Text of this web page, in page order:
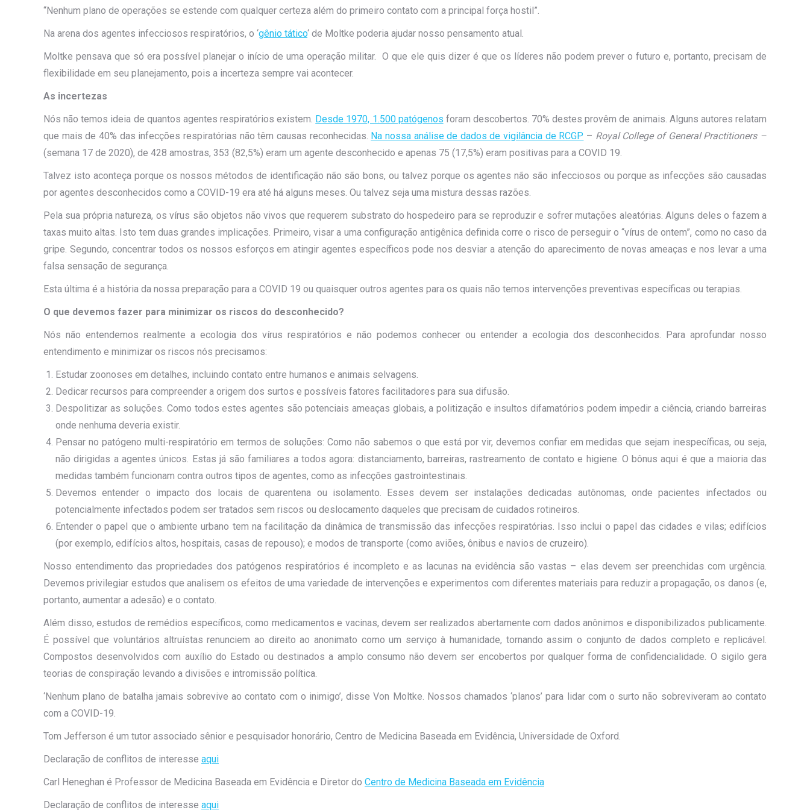
“Nenhum plano de operações se estende com qualquer certeza além do primeiro contato com a principal força hostil”.
Na arena dos agentes infecciosos respiratórios, o ‘gênio tático‘ de Moltke poderia ajudar nosso pensamento atual.
Moltke pensava que só era possível planejar o início de uma operação militar. O que ele quis dizer é que os líderes não podem prever o futuro e, portanto, precisam de
flexibilidade em seu planejamento, pois a incerteza sempre vai acontecer.
As incertezas
Nós não temos ideia de quantos agentes respiratórios existem. Desde 1970, 1.500 patógenos foram descobertos. 70% destes provêm de animais. Alguns autores relatam
que mais de 40% das infecções respiratórias não têm causas reconhecidas. Na nossa análise de dados de vigilância de RCGP – Royal College of General Practitioners –
(semana 17 de 2020), de 428 amostras, 353 (82,5%) eram um agente desconhecido e apenas 75 (17,5%) eram positivas para a COVID 19.
Talvez isto aconteça porque os nossos métodos de identificação não são bons, ou talvez porque os agentes não são infecciosos ou porque as infecções são causadas
por agentes desconhecidos como a COVID-19 era até há alguns meses. Ou talvez seja uma mistura dessas razões.
Pela sua própria natureza, os vírus são objetos não vivos que requerem substrato do hospedeiro para se reproduzir e sofrer mutações aleatórias. Alguns deles o fazem a
taxas muito altas. Isto tem duas grandes implicações. Primeiro, visar a uma configuração antigênica definida corre o risco de perseguir o “vírus de ontem”, como no caso da
gripe. Segundo, concentrar todos os nossos esforços em atingir agentes específicos pode nos desviar a atenção do aparecimento de novas ameaças e nos levar a uma
falsa sensação de segurança.
Esta última é a história da nossa preparação para a COVID 19 ou quaisquer outros agentes para os quais não temos intervenções preventivas específicas ou terapias.
O que devemos fazer para minimizar os riscos do desconhecido?
Nós não entendemos realmente a ecologia dos vírus respiratórios e não podemos conhecer ou entender a ecologia dos desconhecidos. Para aprofundar nosso
entendimento e minimizar os riscos nós precisamos:
Estudar zoonoses em detalhes, incluindo contato entre humanos e animais selvagens.
Dedicar recursos para compreender a origem dos surtos e possíveis fatores facilitadores para sua difusão.
Despolitizar as soluções. Como todos estes agentes são potenciais ameaças globais, a politização e insultos difamatórios podem impedir a ciência, criando barreiras
onde nenhuma deveria existir.
Pensar no patógeno multi-respiratório em termos de soluções: Como não sabemos o que está por vir, devemos confiar em medidas que sejam inespecíficas, ou seja,
não dirigidas a agentes únicos. Estas já são familiares a todos agora: distanciamento, barreiras, rastreamento de contato e higiene. O bônus aqui é que a maioria das
medidas também funcionam contra outros tipos de agentes, como as infecções gastrointestinais.
Devemos entender o impacto dos locais de quarentena ou isolamento. Esses devem ser instalações dedicadas autônomas, onde pacientes infectados ou
potencialmente infectados podem ser tratados sem riscos ou deslocamento daqueles que precisam de cuidados rotineiros.
Entender o papel que o ambiente urbano tem na facilitação da dinâmica de transmissão das infecções respiratórias. Isso inclui o papel das cidades e vilas; edifícios
(por exemplo, edifícios altos, hospitais, casas de repouso); e modos de transporte (como aviões, ônibus e navios de cruzeiro).
Nosso entendimento das propriedades dos patógenos respiratórios é incompleto e as lacunas na evidência são vastas – elas devem ser preenchidas com urgência.
Devemos privilegiar estudos que analisem os efeitos de uma variedade de intervenções e experimentos com diferentes materiais para reduzir a propagação, os danos (e,
portanto, aumentar a adesão) e o contato.
Além disso, estudos de remédios específicos, como medicamentos e vacinas, devem ser realizados abertamente com dados anônimos e disponibilizados publicamente.
É possível que voluntários altruístas renunciem ao direito ao anonimato como um serviço à humanidade, tornando assim o conjunto de dados completo e replicável.
Compostos desenvolvidos com auxílio do Estado ou destinados a amplo consumo não devem ser encobertos por qualquer forma de confidencialidade. O sigilo gera
teorias de conspiração levando a divisões e intromissão política.
‘Nenhum plano de batalha jamais sobrevive ao contato com o inimigo’, disse Von Moltke. Nossos chamados ‘planos’ para lidar com o surto não sobreviveram ao contato
com a COVID-19.
Tom Jefferson é um tutor associado sênior e pesquisador honorário, Centro de Medicina Baseada em Evidência, Universidade de Oxford.
Declaração de conflitos de interesse aqui
Carl Heneghan é Professor de Medicina Baseada em Evidência e Diretor do Centro de Medicina Baseada em Evidência
Declaração de conflitos de interesse aqui